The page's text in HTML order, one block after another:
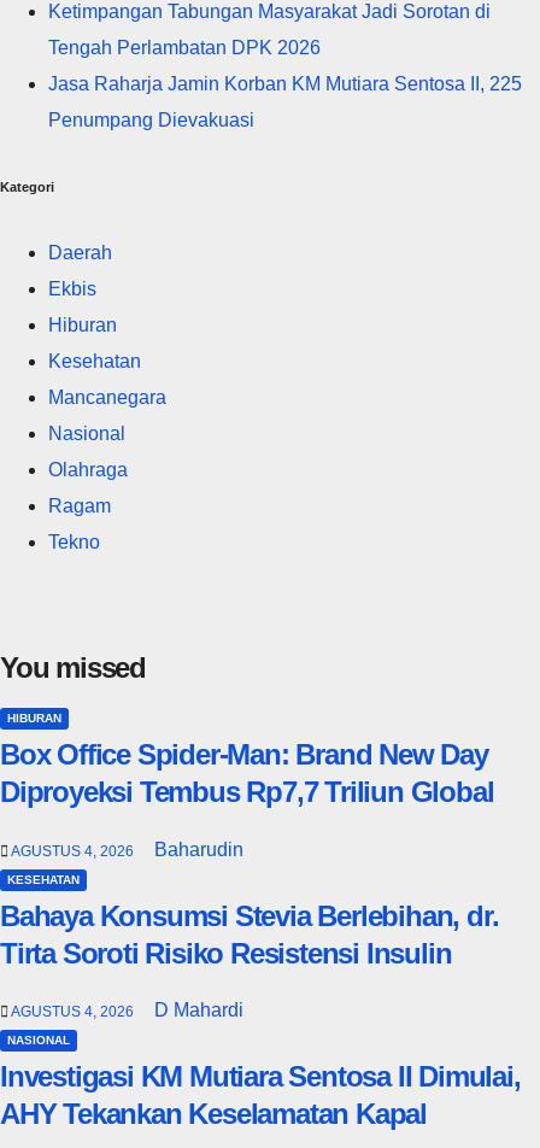
Ketimpangan Tabungan Masyarakat Jadi Sorotan di
Tengah Perlambatan DPK 2026
Jasa Raharja Jamin Korban KM Mutiara Sentosa II, 225
Penumpang Dievakuasi
Kategori
Daerah
Ekbis
Hiburan
Kesehatan
Mancanegara
Nasional
Olahraga
Ragam
Tekno
You missed
HIBURAN
Box Office Spider-Man: Brand New Day
Diproyeksi Tembus Rp7,7 Triliun Global
AGUSTUS 4, 2026 Baharudin
KESEHATAN
Bahaya Konsumsi Stevia Berlebihan, dr.
Tirta Soroti Risiko Resistensi Insulin
AGUSTUS 4, 2026 D Mahardi
NASIONAL
Investigasi KM Mutiara Sentosa II Dimulai,
AHY Tekankan Keselamatan Kapal